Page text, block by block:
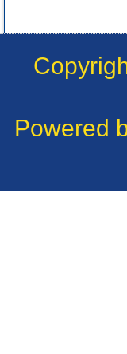
Powered